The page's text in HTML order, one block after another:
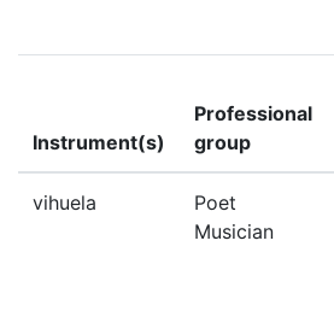
Instrument(s)
Professional
group
vihuela
Poet
Musician